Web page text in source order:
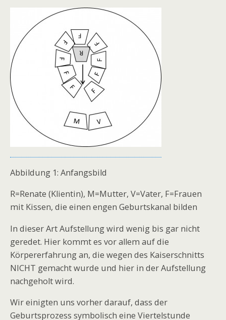
Abbildung 1: Anfangsbild
R=Renate (Klientin), M=Mutter, V=Vater, F=Frauen
mit Kissen, die einen engen Geburtskanal bilden
In dieser Art Aufstellung wird wenig bis gar nicht
geredet. Hier kommt es vor allem auf die
Körpererfahrung an, die wegen des Kaiserschnitts
NICHT gemacht wurde und hier in der Aufstellung
nachgeholt wird.
Wir einigten uns vorher darauf, dass der
Geburtsprozess symbolisch eine Viertelstunde